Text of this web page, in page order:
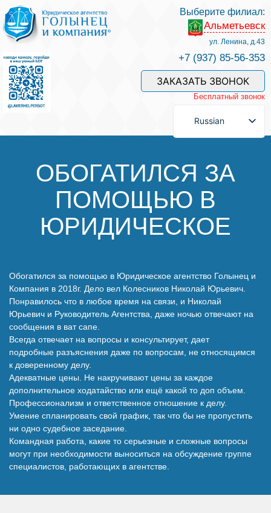
Услуги и наши специалисты
Оплата услуг
Задать вопрос
Отзывы
Полезные статьи
Наши победы
Видео о нас
Выберите филиал:
Альметьевск
ул. Ленина, д.43
+7 (937) 85-56-353
ЗАКАЗАТЬ ЗВОНОК
Бесплатный звонок
Russian
ОБОГАТИЛСЯ ЗА
ПОМОЩЬЮ В
ЮРИДИЧЕСКОЕ
Обогатился за помощью в Юридическое агентство Голынец и
Компания в 2018г. Дело вел Колесников Николай Юрьевич.
Понравилось что в любое время на связи, и Николай
Юрьевич и Руководитель Агентства, даже ночью отвечают на
сообщения в ват сапе.
Всегда отвечает на вопросы и консультирует, дает
подробные разъяснения даже по вопросам, не относящимся
к доверенному делу.
Адекватные цены. Не накручивают цены за каждое
дополнительное ходатайство или ещё какой то доп объем.
Профессионализм и ответственное отношение к делу.
Умение спланировать свой график, так что бы не пропустить
ни одно судебное заседание.
Командная работа, какие то серьезные и сложные вопросы
могут при необходимости выноситься на обсуждение группе
специалистов, работающих в агентстве.